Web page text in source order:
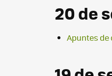
20 de
Apuntes de